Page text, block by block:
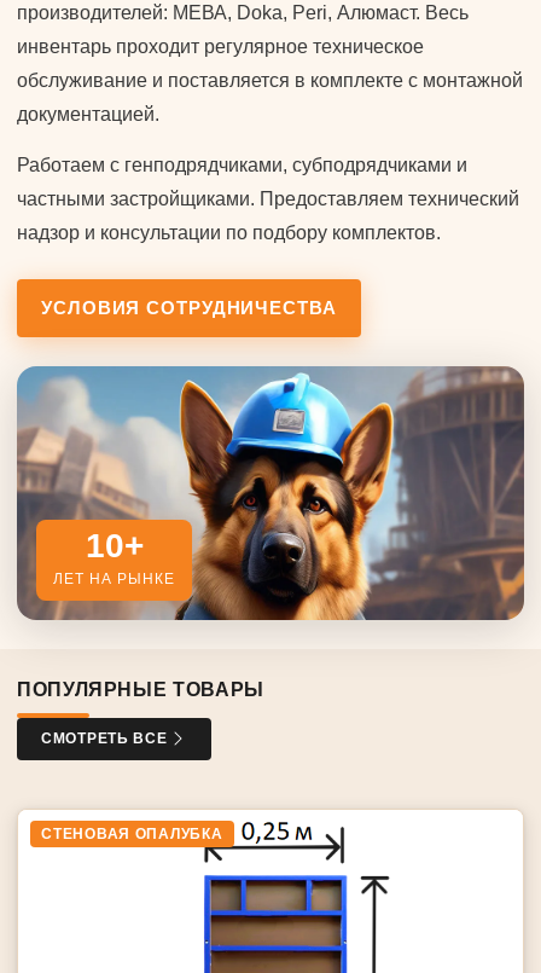
производителей: МЕВА, Doka, Peri, Алюмаст. Весь
инвентарь проходит регулярное техническое
обслуживание и поставляется в комплекте с монтажной
документацией.
Работаем с генподрядчиками, субподрядчиками и
частными застройщиками. Предоставляем технический
надзор и консультации по подбору комплектов.
УСЛОВИЯ СОТРУДНИЧЕСТВА
10+
ЛЕТ НА РЫНКЕ
ПОПУЛЯРНЫЕ ТОВАРЫ
СМОТРЕТЬ ВСЕ
СТЕНОВАЯ ОПАЛУБКА